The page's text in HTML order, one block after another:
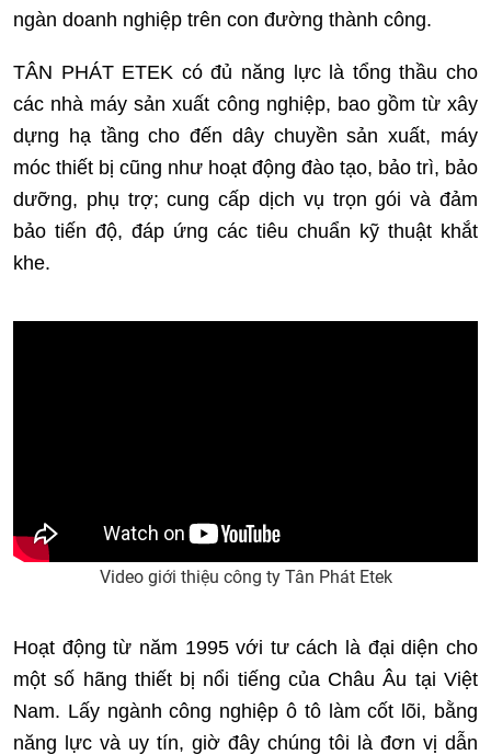
ngàn doanh nghiệp trên con đường thành công.
TÂN PHÁT ETEK có đủ năng lực là tổng thầu cho
các nhà máy sản xuất công nghiệp, bao gồm từ xây
dựng hạ tầng cho đến dây chuyền sản xuất, máy
móc thiết bị cũng như hoạt động đào tạo, bảo trì, bảo
dưỡng, phụ trợ; cung cấp dịch vụ trọn gói và đảm
bảo tiến độ, đáp ứng các tiêu chuẩn kỹ thuật khắt
khe.
Video giới thiệu công ty Tân Phát Etek
Hoạt động từ năm 1995 với tư cách là đại diện cho
một số hãng thiết bị nổi tiếng của Châu Âu tại Việt
Nam. Lấy ngành công nghiệp ô tô làm cốt lõi, bằng
năng lực và uy tín, giờ đây chúng tôi là đơn vị dẫn